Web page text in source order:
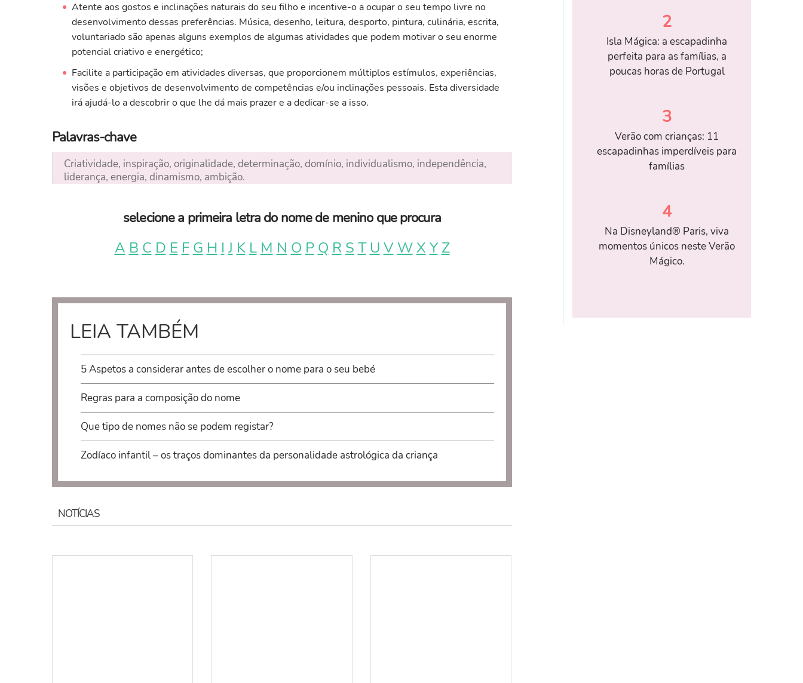
Atente aos gostos e inclinações naturais do seu filho e incentive-o a ocupar o seu tempo livre no
desenvolvimento dessas preferências. Música, desenho, leitura, desporto, pintura, culinária, escrita,
voluntariado são apenas alguns exemplos de algumas atividades que podem motivar o seu enorme
potencial criativo e energético;
Facilite a participação em atividades diversas, que proporcionem múltiplos estímulos, experiências,
visões e objetivos de desenvolvimento de competências e/ou inclinações pessoais. Esta diversidade
irá ajudá-lo a descobrir o que lhe dá mais prazer e a dedicar-se a isso.
Palavras-chave
Criatividade, inspiração, originalidade, determinação, domínio, individualismo, independência,
liderança, energia, dinamismo, ambição.
selecione a primeira letra do nome de menino que procura
A B C D E F G H I J K L M N O P Q R S T U V W X Y Z
LEIA TAMBÉM
5 Aspetos a considerar antes de escolher o nome para o seu bebé
Regras para a composição do nome
Que tipo de nomes não se podem registar?
Zodíaco infantil – os traços dominantes da personalidade astrológica da criança
NOTÍCIAS
2
Isla Mágica: a escapadinha
perfeita para as famílias, a
poucas horas de Portugal
3
Verão com crianças: 11
escapadinhas imperdíveis para
famílias
4
Na Disneyland® Paris, viva
momentos únicos neste Verão
Mágico.